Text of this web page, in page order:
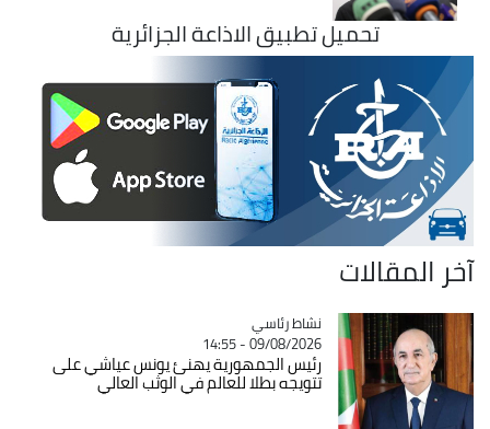
تحميل تطبيق الاذاعة الجزائرية
آخر المقالات
Catégorie
نشاط رئاسي
09/08/2026 - 14:55
رئيس الجمهورية يهنئ يونس عياشي على
تتويجه بطلا للعالم في الوثب العالي